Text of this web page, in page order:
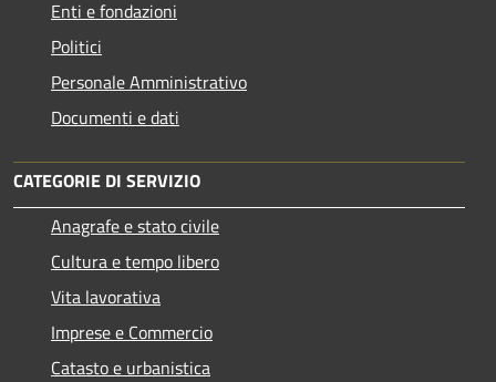
Enti e fondazioni
Politici
Personale Amministrativo
Documenti e dati
CATEGORIE DI SERVIZIO
Anagrafe e stato civile
Cultura e tempo libero
Vita lavorativa
Imprese e Commercio
Catasto e urbanistica